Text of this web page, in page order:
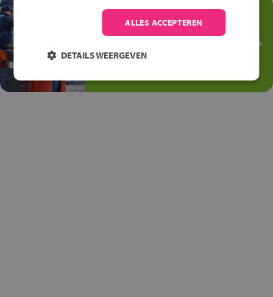
Jouw talent in de
Transport en Logistiek
logistiek: daar kun je mee
ALLES ACCEPTEREN
DETAILS WEERGEVEN